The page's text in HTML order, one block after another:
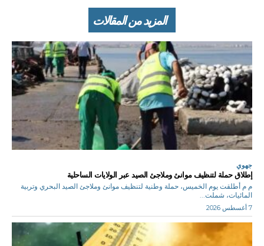
المزيد من المقالات
جهوي
إطلاق حملة لتنظيف موانئ وملاجئ الصيد عبر الولايات الساحلية
م م أطلقت يوم الخميس، حملة وطنية لتنظيف موانئ وملاجئ الصيد البحري وتربية
المائيات، شملت...
7 أغسطس 2026